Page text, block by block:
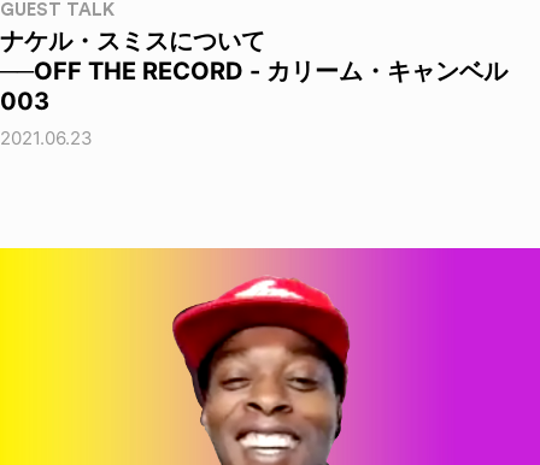
GUEST TALK
ナケル・スミスについて
──OFF THE RECORD - カリーム・キャンベル
003
2021.06.23